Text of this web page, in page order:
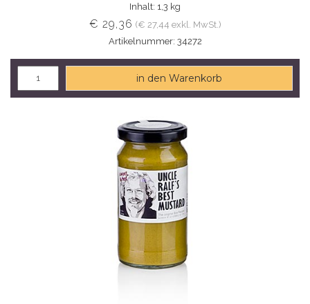
Inhalt: 1,3 kg
€ 29,36 (€ 27,44 exkl. MwSt.)
Artikelnummer: 34272
in den Warenkorb